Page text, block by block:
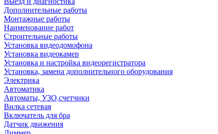
Дополнительные работы
Монтажные работы
Наименование работ
Строительные работы
Установка видеодомофона
Установка видеокамер
Установка и настройка видеорегистратора
Установка, замена дополнительного оборудования
Электрика
Автоматика
Автоматы, УЗО,счетчики
Вилка сетевая
Включатель для бра
Датчик движения